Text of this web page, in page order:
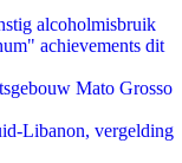
alcoholmisbruik
achievements dit
Mato Grosso
Libanon, vergelding